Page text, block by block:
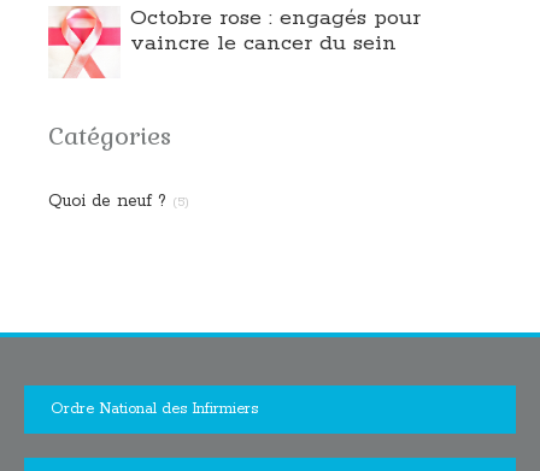
Octobre rose : engagés pour
vaincre le cancer du sein
Catégories
Quoi de neuf ? (5)
Ordre National des Infirmiers